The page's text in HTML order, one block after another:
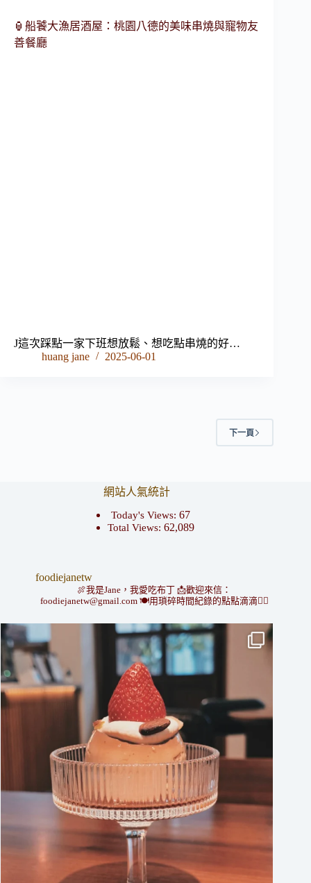
🏮船饕大漁居酒屋：桃園八德的美味串燒與寵物友
善餐廳
J這次踩點一家下班想放鬆、想吃點串燒的好…
huang jane
2025-06-01
下一頁
網站人氣統計
Today's Views:67
Total Views: 62,089
foodiejanetw
🍖我是Jane，我愛吃布丁 📩歡迎來信：
foodiejanetw@gmail.com🍽用瑣碎時間紀錄的點點滴滴👇🏻